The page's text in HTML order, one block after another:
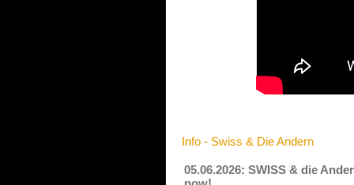
Info - Swiss & Die Andern
05.06.2026: SWISS & die